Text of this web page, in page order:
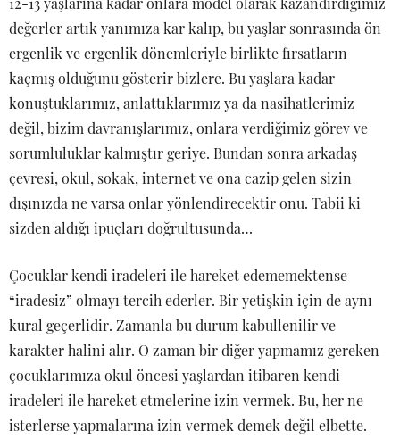
değerler artık yanımıza kar kalıp, bu yaşlar sonrasında ön
ergenlik ve ergenlik dönemleriyle birlikte fırsatların
kaçmış olduğunu gösterir bizlere. Bu yaşlara kadar
konuştuklarımız, anlattıklarımız ya da nasihatlerimiz
değil, bizim davranışlarımız, onlara verdiğimiz görev ve
sorumluluklar kalmıştır geriye. Bundan sonra arkadaş
çevresi, okul, sokak, internet ve ona cazip gelen sizin
dışınızda ne varsa onlar yönlendirecektir onu. Tabii ki
sizden aldığı ipuçları doğrultusunda…
Çocuklar kendi iradeleri ile hareket edememektense
“iradesiz” olmayı tercih ederler. Bir yetişkin için de aynı
kural geçerlidir. Zamanla bu durum kabullenilir ve
karakter halini alır. O zaman bir diğer yapmamız gereken
çocuklarımıza okul öncesi yaşlardan itibaren kendi
iradeleri ile hareket etmelerine izin vermek. Bu, her ne
isterlerse yapmalarına izin vermek demek değil elbette.